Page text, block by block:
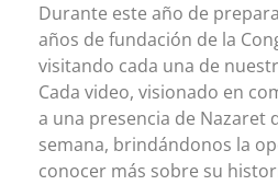
Durante este año de
años de fundación de la
visitando cada una de
Cada video, visionado en
a una presencia de Nazaret
semana, brindándonos la
conocer más sobre su